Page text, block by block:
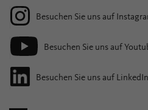
Besuchen Sie uns auf
Besuchen Sie uns auf
Besuchen Sie uns auf LinkedIn